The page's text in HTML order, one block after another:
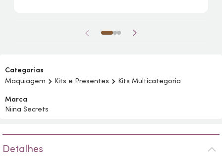
Categorias
Maquiagem
Kits e Presentes Kits Multicategoria
Marca
Niina Secrets
Detalhes